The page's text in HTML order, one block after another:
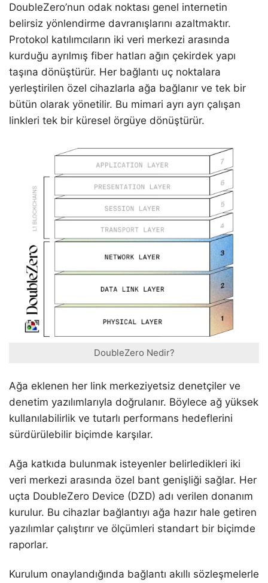
DoubleZero’nun odak noktası genel internetin
belirsiz yönlendirme davranışlarını azaltmaktır.
Protokol katılımcıların iki veri merkezi arasında
kurduğu ayrılmış fiber hatları ağın çekirdek yapı
taşına dönüştürür. Her bağlantı uç noktalara
yerleştirilen özel cihazlarla ağa bağlanır ve tek bir
bütün olarak yönetilir. Bu mimari ayrı ayrı çalışan
linkleri tek bir küresel örgüye dönüştürür.
DoubleZero Nedir?
Ağa eklenen her link merkeziyetsiz denetçiler ve
denetim yazılımlarıyla doğrulanır. Böylece ağ yüksek
kullanılabilirlik ve tutarlı performans hedeflerini
sürdürülebilir biçimde karşılar.
Ağa katkıda bulunmak isteyenler belirledikleri iki
veri merkezi arasında özel bant genişliği sağlar. Her
uçta DoubleZero Device (DZD) adı verilen donanım
kurulur. Bu cihazlar bağlantıyı ağa hazır hale getiren
yazılımlar çalıştırır ve ölçümleri standart bir biçimde
raporlar.
Kurulum onaylandığında bağlantı akıllı sözleşmelerle